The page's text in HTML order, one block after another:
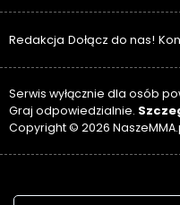
Redakcja Dołącz do nas!
Serwis wyłącznie dla osób
Graj odpowiedzialnie.
Copyright © 2026